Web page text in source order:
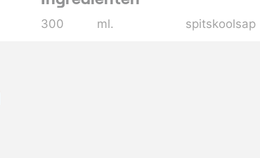
300 ml.
spitskoolsap